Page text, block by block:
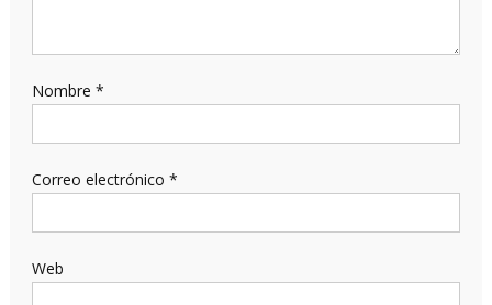
Nombre *
Correo electrónico *
Web